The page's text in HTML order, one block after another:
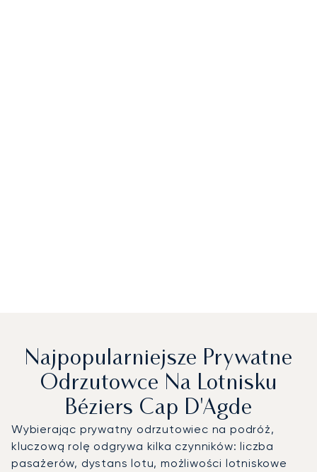
Najpopularniejsze Prywatne
Odrzutowce Na Lotnisku
Béziers Cap D'Agde
Wybierając prywatny odrzutowiec na podróż,
kluczową rolę odgrywa kilka czynników: liczba
pasażerów, dystans lotu, możliwości lotniskowe